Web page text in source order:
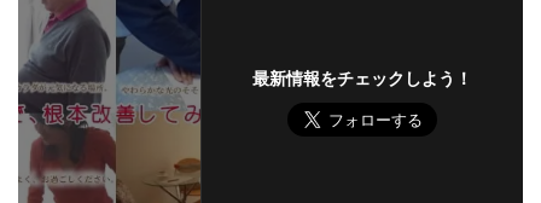
最新情報をチェックしよう！